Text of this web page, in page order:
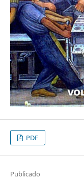
PDF
Publicado